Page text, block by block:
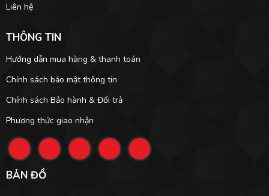
Liên hệ
THÔNG TIN
Hướng dẫn mua hàng & thanh toán
Chính sách bảo mật thông tin
Chính sách Bảo hành & Đổi trả
Phương thức giao nhận
BẢN ĐỒ